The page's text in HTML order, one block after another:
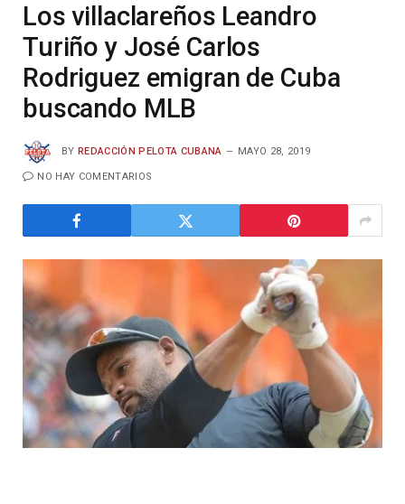
Los villaclareños Leandro
Turiño y José Carlos
Rodriguez emigran de Cuba
buscando MLB
BY REDACCIÓN PELOTA CUBANA MAYO 28, 2019
NO HAY COMENTARIOS